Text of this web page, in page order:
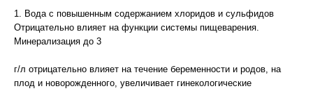
1. Вода с повышенным содержанием хлоридов и сульфидов
Отрицательно влияет на функции системы пищеварения.
Минерализация до 3
г/л отрицательно влияет на течение беременности и родов, на
плод и новорожденного, увеличивает гинекологические